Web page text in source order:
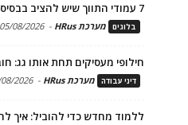
7 עמודי התווך שיש להציב בבסיס תהליך הגיוס ומיתוג המעסיק
בלוגים מערכת HRus -
05/08/2026
חילופי מעסיקים תחת אותו גג:
דיני עבודה מערכת HRus -
2026
ללמוד מחדש כדי להוביל: איך